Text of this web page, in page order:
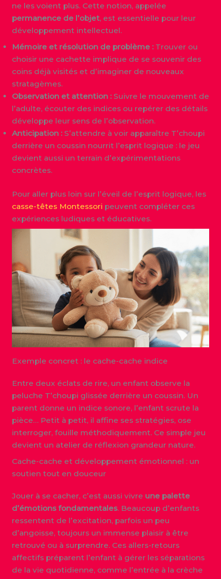
ne les voient plus. Cette notion, appelée
permanence de l’objet, est essentielle pour leur
développement intellectuel.
Mémoire et résolution de problème :Trouver ou
choisir une cachette implique de se souvenir des
coins déjà visités et d’imaginer de nouveaux
stratagèmes.
Observation et attention :Suivre le mouvement de
l’adulte, écouter des indices ou repérer des détails
développe leur sens de l’observation.
Anticipation :S’attendre à voir apparaître T’choupi
derrière un coussin nourrit l’esprit logique : le jeu
devient aussi un terrain d’expérimentations
concrètes.
Pour aller plus loin sur l’éveil de l’esprit logique, les
casse-têtes Montessori peuvent compléter ces
expériences ludiques et éducatives.
Exemple concret : le cache-cache indice
Entre deux éclats de rire, un enfant observe la
peluche T’choupi glissée derrière un coussin. Un
parent donne un indice sonore, l’enfant scrute la
pièce… Petit à petit, il affine ses stratégies, ose
interroger, fouille méthodiquement. Ce simple jeu
devient un atelier de réflexion grandeur nature.
Cache-cache et développement émotionnel : un
soutien tout en douceur
Jouer à se cacher, c’est aussi vivre une palette
d’émotions fondamentales. Beaucoup d’enfants
ressentent de l’excitation, parfois un peu
d’angoisse, toujours un immense plaisir à être
retrouvé ou à surprendre. Ces allers-retours
affectifs préparent l’enfant à gérer les séparations
de la vie quotidienne, comme l’entrée à la crèche